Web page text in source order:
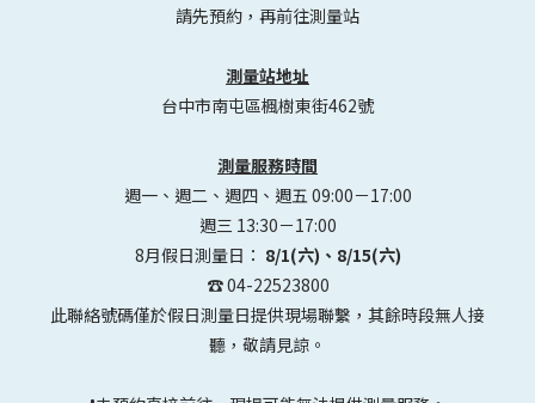
請先預約，再前往測量站
測量站地址
台中市南屯區楓樹東街462號
測量服務時間
週一、週二、週四、週五 09:00－17:00
週三 13:30－17:00
8月假日測量日： 8/1(六)、8/15(六)
☎️ 04-22523800
此聯絡號碼僅於假日測量日提供現場聯繫，其餘時段無人接
聽，敬請見諒。